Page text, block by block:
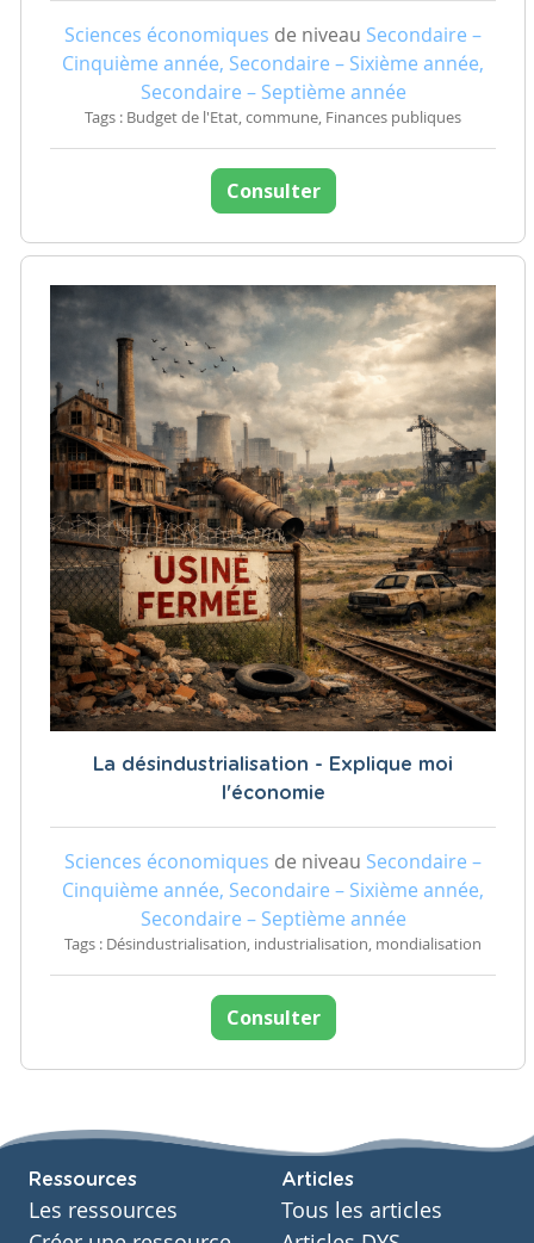
Sciences économiques de niveau Secondaire –
Cinquième année, Secondaire – Sixième année,
Secondaire – Septième année
Tags : Budget de l'Etat, commune, Finances publiques
Consulter
La désindustrialisation - Explique moi
l'économie
Sciences économiques de niveau Secondaire –
Cinquième année, Secondaire – Sixième année,
Secondaire – Septième année
Tags : Désindustrialisation, industrialisation, mondialisation
Consulter
Ressources
Les ressources
Articles
Tous les articles